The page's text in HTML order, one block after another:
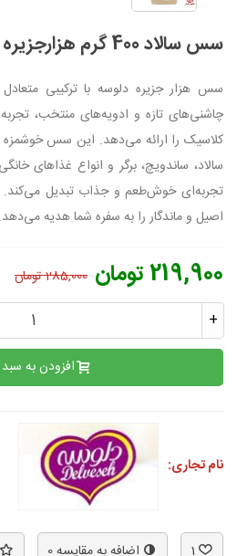
سس سالاد 400 گرم هزارجزیره دلوسه
سس هزار جزیره دلوسه با ترکیبی
چاشنی‌های تازه و ادویه‌های منتخب،
کلاسیک را ارائه می‌دهد. این سس خوشمزه و
سالاد، ساندویچ، برگر و انواع غذاهای
تجربه‌ای خوش‌طعم و جذاب تبدیل
اصیل و ماندگار را به سفره شما هدیه می‌دهد.
219,900 تومان 285,000 تومان
+
افزودن به
نام تجاری:
1 اضافه به مقایسه0